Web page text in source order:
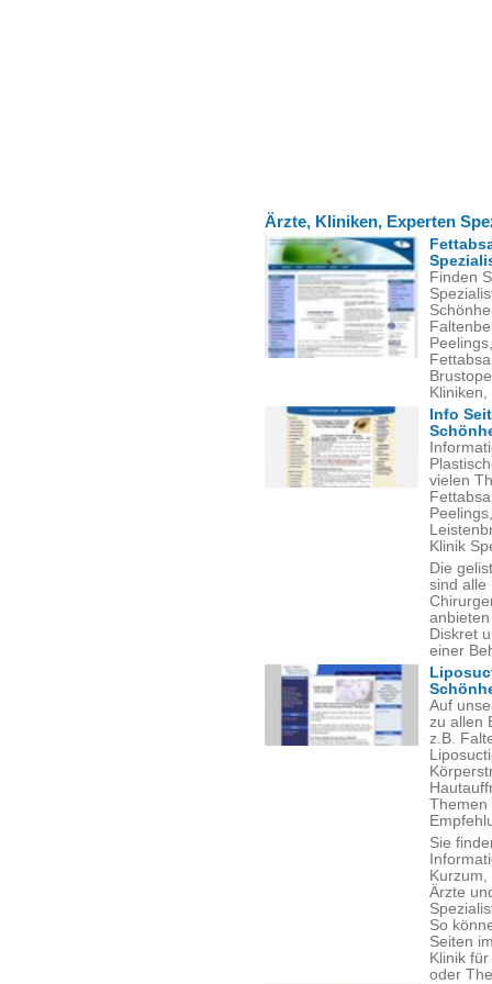
Ärzte, Kliniken, Experten
Finden
Info
vielen
Klinik
Die
sind alle
Diskret
einer
Auf
zu allen
z.B.
Themen
Sie
Ärzte
So
Seiten
Klinik
oder